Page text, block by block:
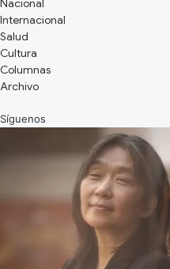
Nacional
Internacional
Salud
Cultura
Archivo
Síguenos